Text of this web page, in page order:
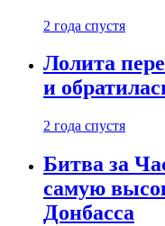
2 года спустя
Лолита
и
2 года спустя
Битва за
самую
Донбасса